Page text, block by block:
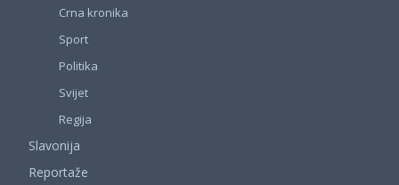
Crna kronika
Sport
Politika
Svijet
Regija
Slavonija
Reportaže